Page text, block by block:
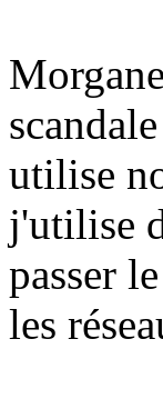
utilise
j'utilise
passer
les